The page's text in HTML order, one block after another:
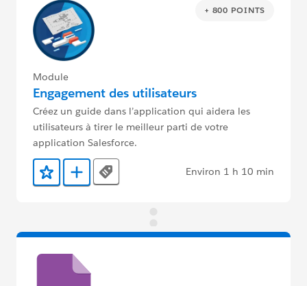
+ 800 POINTS
Module
Engagement des utilisateurs
Créez un guide dans l’application qui aidera les
utilisateurs à tirer le meilleur parti de votre
application Salesforce.
Ajouter aux favoris
Ajouter au Trailmix
Tags Environ 1 h 10 min